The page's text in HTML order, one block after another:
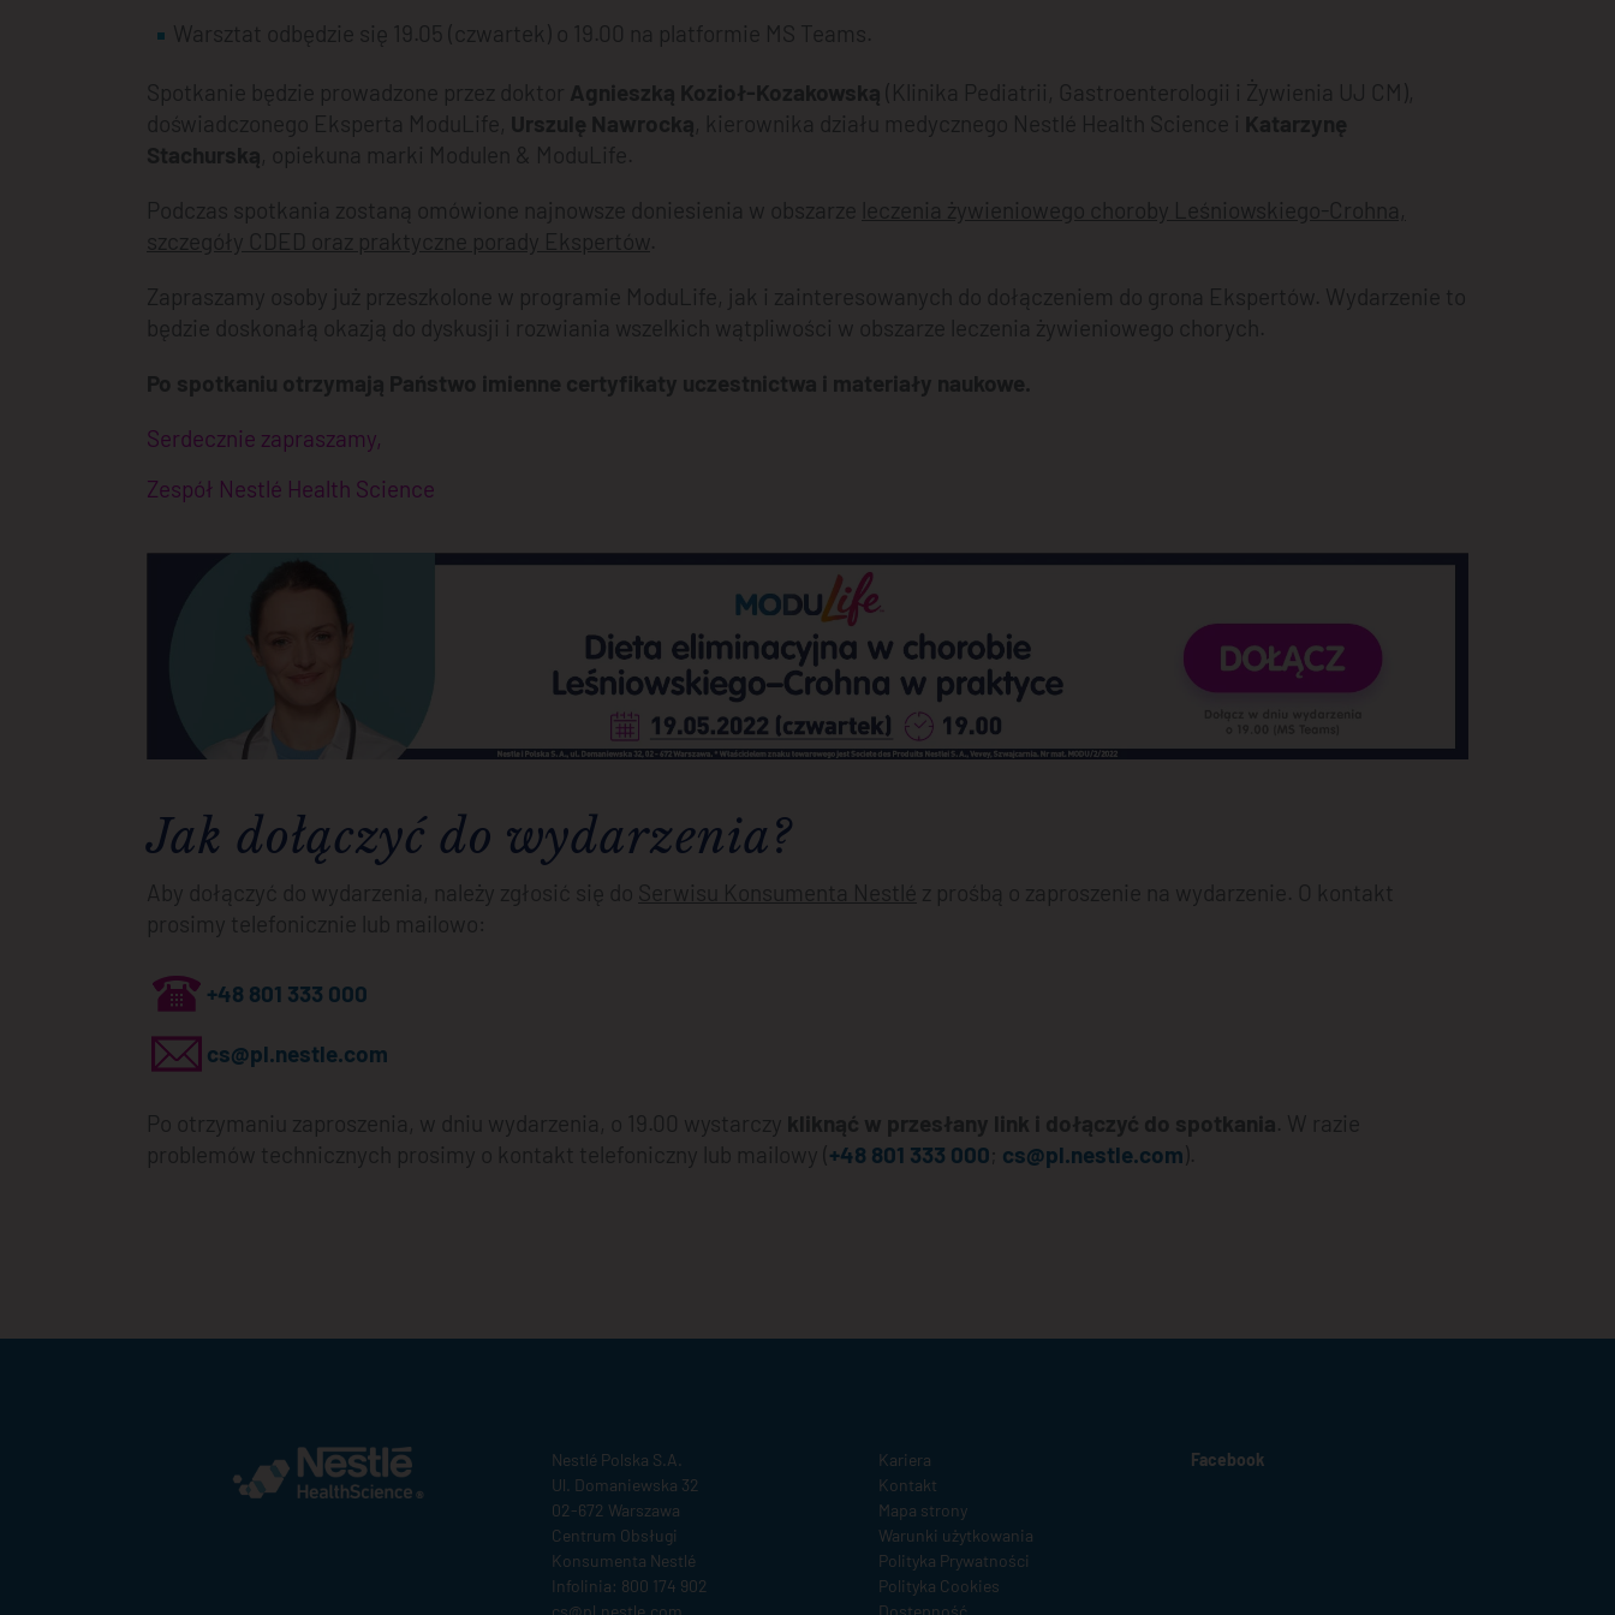
Warsztat odbędzie się 19.05 (czwartek) o 19.00 na platformie MS Teams.
Spotkanie będzie prowadzone przez doktor Agnieszką Kozioł-Kozakowską (Klinika Pediatrii, Gastroenterologii i Żywienia UJ CM),
doświadczonego Eksperta ModuLife, Urszulę Nawrocką, kierownika działu medycznego Nestlé Health Science i Katarzynę
Stachurską, opiekuna marki Modulen & ModuLife.
Podczas spotkania zostaną omówione najnowsze doniesienia w obszarze leczenia żywieniowego choroby Leśniowskiego-Crohna,
szczegóły CDED oraz praktyczne porady Ekspertów.
Zapraszamy osoby już przeszkolone w programie ModuLife, jak i zainteresowanych do dołączeniem do grona Ekspertów. Wydarzenie to
będzie doskonałą okazją do dyskusji i rozwiania wszelkich wątpliwości w obszarze leczenia żywieniowego chorych.
Po spotkaniu otrzymają Państwo imienne certyfikaty uczestnictwa i materiały naukowe.
Serdecznie zapraszamy,
Zespół Nestlé Health Science
Jak dołączyć do wydarzenia?
Aby dołączyć do wydarzenia, należy zgłosić się do Serwisu Konsumenta Nestlé z prośbą o zaproszenie na wydarzenie. O kontakt
prosimy telefonicznie lub mailowo:
+48 801 333 000
cs@pl.nestle.com
Po otrzymaniu zaproszenia, w dniu wydarzenia, o 19.00 wystarczy kliknąć w przesłany link i dołączyć do spotkania. W razie
problemów technicznych prosimy o kontakt telefoniczny lub mailowy (+48 801 333 000 cs@pl.nestle.com).
Nestlé Polska S.A.
Ul. Domaniewska 32
02-672 Warszawa
Centrum Obsługi
Konsumenta Nestlé
Infolinia: 800 174 902
cs@pl.nestle.com
Terms
&
Condition
footer
Kariera
Kontakt
Mapa strony
Warunki użytkowania
Polityka Prywatności
Polityka Cookies
Dostępność
Facebook